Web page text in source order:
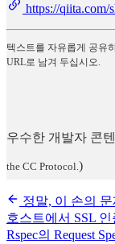
https://qiita.com/
텍스트를 자유롭게 공유
URL로 남겨 두십시오.
우수한 개발자 콘
the CC Protocol. )
정말, 이 손의
호스트에서 SSL
Rspec의 Request